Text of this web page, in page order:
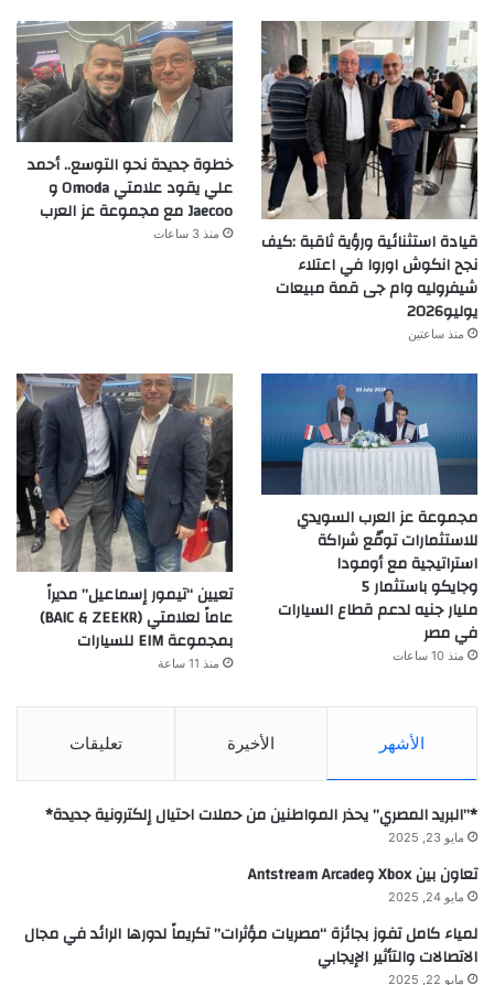
قيادة استثنائية ورؤية ثاقبة :كيف
نجح انكوش اوروا في اعتلاء
شيفروليه وام جى قمة مبيعات
يوليو2026
منذ ساعتين
خطوة جديدة نحو التوسع.. أحمد
علي يقود علامتي Omoda و
Jaecoo مع مجموعة عز العرب
منذ 3 ساعات
مجموعة عز العرب السويدي
للاستثمارات توقّع شراكة
استراتيجية مع أومودا
وجايكو باستثمار 5
مليار جنيه لدعم قطاع السيارات
في مصر
منذ 10 ساعات
تعيين “تيمور إسماعيل” مديراً
عاماً لعلامتي (BAIC & ZEEKR)
بمجموعة EIM للسيارات
منذ 11 ساعة
الأشهر الأخيرة تعليقات
*”البريد المصري” يحذر المواطنين من حملات احتيال إلكترونية جديدة*
مايو 23, 2025
تعاون بين Xbox وAntstream Arcade
مايو 24, 2025
لمياء كامل تفوز بجائزة “مصريات مؤثرات” تكريماً لدورها الرائد في مجال
الاتصالات والتأثير الإيجابي
مايو 22, 2025